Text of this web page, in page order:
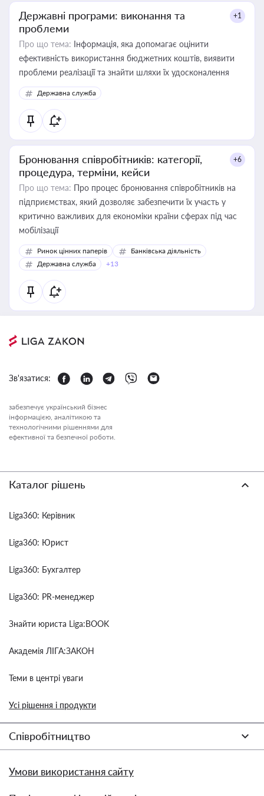
Державні програми: виконання та
проблеми
+1
Про що тема: Інформація, яка допомагає оцінити
ефективність використання бюджетних коштів, виявити
проблеми реалізації та знайти шляхи їх удосконалення
Державна служба
Бронювання співробітників: категорії,
процедура, терміни, кейси
+6
Про що тема: Про процес бронювання співробітників на
підприємствах, який дозволяє забезпечити їх участь у
критично важливих для економіки країни сферах під час
мобілізації
Ринок цінних паперів
Банківська діяльність
Державна служба
+13
Зв'язатися:
забезпечує український бізнес
інформацією, аналітикою та
технологічними рішеннями для
ефективної та безпечної роботи.
Каталог рішень
Liga360: Керівник
Liga360: Юрист
Liga360: Бухгалтер
Liga360: PR-менеджер
Знайти юриста Liga:BOOK
Академія ЛІГА:ЗАКОН
Теми в центрі уваги
Усі рішення і продукти
Співробітництво
Умови використання сайту